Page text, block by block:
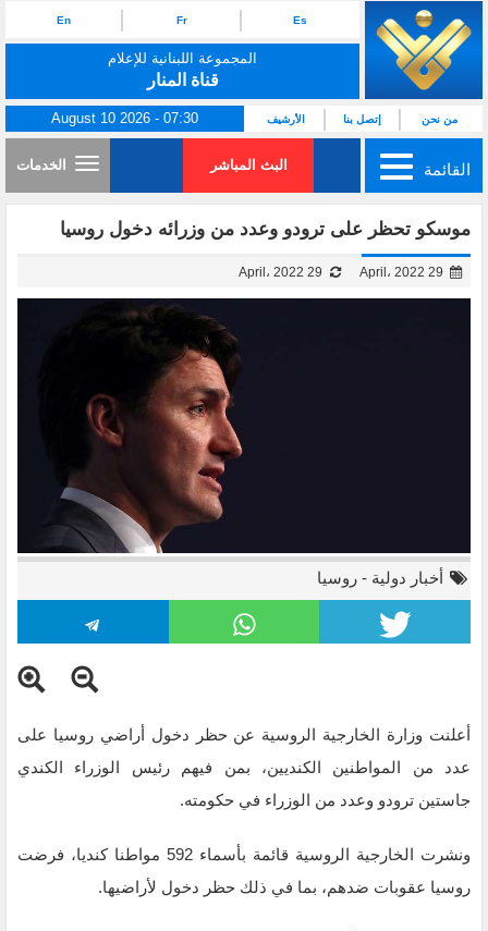
Es
Fr
En
المجموعة اللبنانية للإعلام
قناة المنار
من نحن إتصل بنا الأرشيف August 10 2026 - 07:30
القائمة البث المباشر الخدمات
موسكو تحظر على ترودو وعدد من وزرائه دخول روسيا
أخبار دولية - روسيا
أعلنت وزارة الخارجية الروسية عن حظر دخول أراضي روسيا على
عدد من المواطنين الكنديين، بمن فيهم رئيس الوزراء الكندي
جاستين ترودو وعدد من الوزراء في حكومته.
ونشرت الخارجية الروسية قائمة بأسماء 592 مواطنا كنديا، فرضت
روسيا عقوبات ضدهم، بما في ذلك حظر دخول لأراضيها.